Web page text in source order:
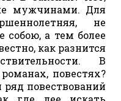
мужчинами. Для
не
собою, а тем более
как разнится
В
повестях?
ряд повествований